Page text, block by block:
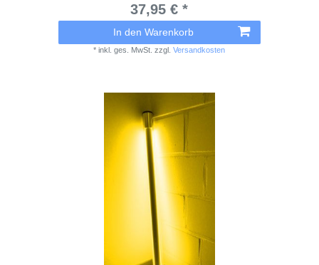
37,95 € *
In den Warenkorb
*inkl. ges. MwSt. zzgl.Versandkosten